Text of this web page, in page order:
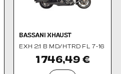
BASSANI XHAUST
EXH 2:1 B MD/HTRD FL 7-16
1 746,49 €